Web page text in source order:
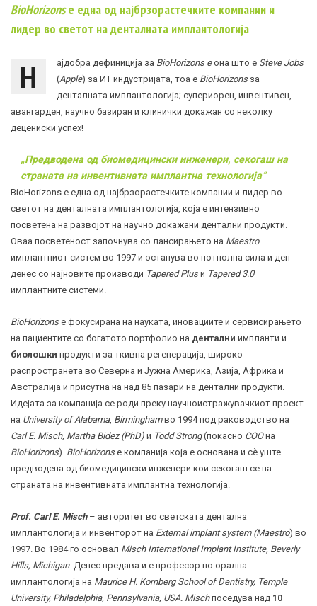
BioHorizonsе една од најбрзорастечките компании и
лидер во светот на денталната имплантологија
Н ајдобра дефиниција за BioHorizons eона што е Steve Jobs
(Apple) за ИТ индустријата, тоа е BioHorizonsза
денталната имплантологија; супериорен, инвентивен,
авангарден, научно базиран и клинички докажан со неколку
децениски успех!
„Предводена од биомедицински инженери, секогаш на
страната на инвентивната имплантна технологија“
BioHorizons е една од најбрзорастечките компании и лидер во
светот на денталната имплантологија, која е интензивно
посветена на развојот на научно докажани дентални продукти.
Оваа посветеност започнува со лансирањето на Maestro
имплантниот систем во 1997 и останува во потполна сила и ден
денес со најновите производи Tapered Plusи Tapered 3.0
имплантните системи.
BioHorizonsе фокусирана на науката, иновациите и сервисирањето
на пациентите со богатото портфолио на дентални импланти и
биoлошки продукти за ткивна регенерација, широко
распространета во Северна и Јужна Америка, Азија, Африка и
Австралија и присутна на над 85 пазари на дентални продукти.
Идејата за компанија се роди преку научноистражувачкиот проект
на University of Alabama, Birminghamво 1994 под раководство на
Carl E. Misch, Martha Bidez (PhD) и Todd Strong(покасно COOна
BioHorizons). BioHorizonse компанија која е основана и сè уште
предводена од биомедицински инженери кои секогаш се на
страната на инвентивната имплантна технологија.
Prof. Carl Е. Misch – авторитет во светската дентална
имплантологија и инвенторот на External implant system (Maestro) во
1997. Во 1984 го основал Misch International Implant Institute, Beverly
Hills, Michigan. Денес предава и е професор по орална
имплантологија на Maurice H. Kornberg School of Dentistry, Temple
University, Philadelphia, Pennsylvania, USA. Mischпоседува над 10